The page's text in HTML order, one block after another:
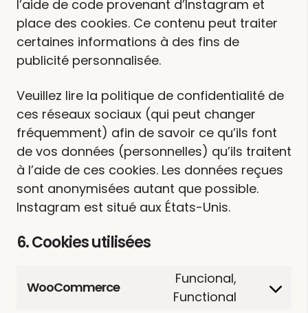
l’aide de code provenant d’Instagram et
place des cookies. Ce contenu peut traiter
certaines informations à des fins de
publicité personnalisée.
Veuillez lire la politique de confidentialité de
ces réseaux sociaux (qui peut changer
fréquemment) afin de savoir ce qu’ils font
de vos données (personnelles) qu’ils traitent
à l’aide de ces cookies. Les données reçues
sont anonymisées autant que possible.
Instagram est situé aux États-Unis.
6. Cookies utilisées
WooCommerce
Funcional,
Functional
Consent